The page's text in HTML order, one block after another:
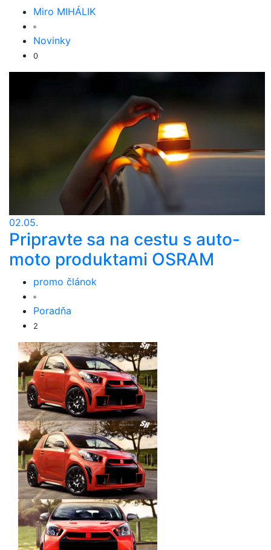
Miro MIHÁLIK
Novinky
0
02.05.
Pripravte sa na cestu s auto-
moto produktami OSRAM
promo článok
Poradňa
2